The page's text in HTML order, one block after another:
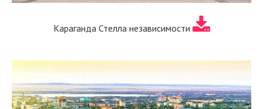
Караганда Стелла независимости